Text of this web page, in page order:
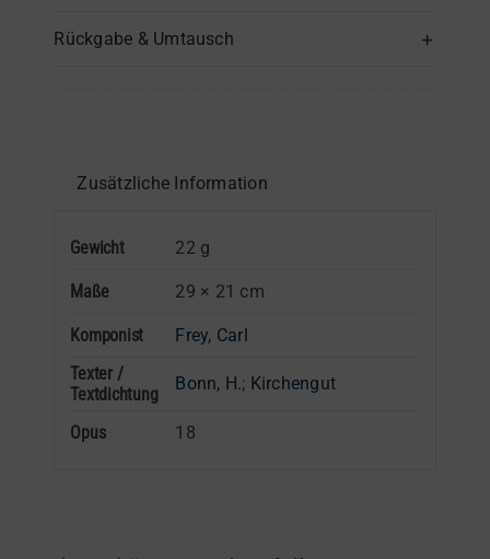
Rückgabe & Umtausch
Zusätzliche Information
Gewicht 22 g
Maße 29 × 21 cm
Komponist
Frey, Carl
Texter /
Textdichtung
Bonn, H.; Kirchengut
Opus 18